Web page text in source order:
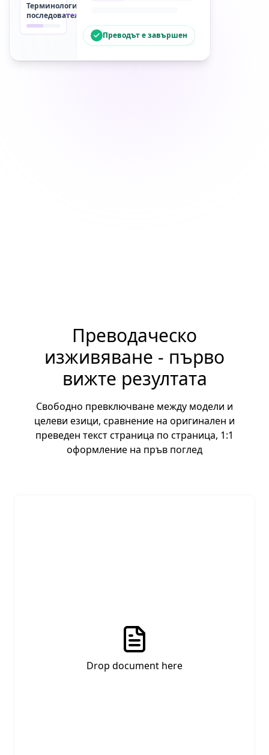
Терминологична
последователност
Преводът е завършен
Преводаческо
изживяване - първо
вижте резултата
Свободно превключване между модели и
целеви езици, сравнение на оригинален и
преведен текст страница по страница, 1:1
оформление на пръв поглед
Drop document here